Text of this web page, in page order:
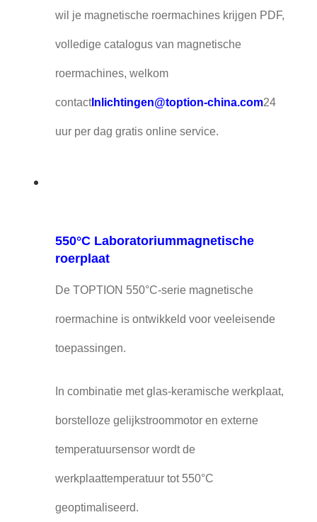
wil je magnetische roermachines krijgen PDF,
volledige catalogus van magnetische
roermachines, welkom
contactInlichtingen@toption-china.com24
uur per dag gratis online service.
550°C Laboratoriummagnetische
roerplaat
De TOPTION 550°C-serie magnetische
roermachine is ontwikkeld voor veeleisende
toepassingen.
In combinatie met glas-keramische werkplaat,
borstelloze gelijkstroommotor en externe
temperatuursensor wordt de
werkplaattemperatuur tot 550°C
geoptimaliseerd.